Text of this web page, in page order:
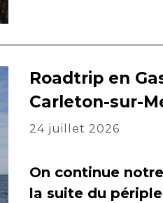
Roadtrip en
Carleton-sur-
24 juillet 2026
On continue
la suite du